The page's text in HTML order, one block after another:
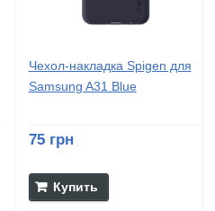
Чехол-накладка Spigen для
Samsung A31 Blue
75 грн
Купить